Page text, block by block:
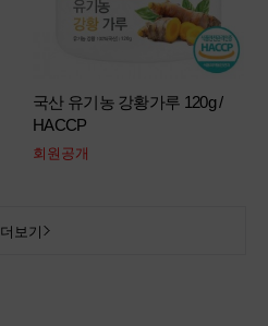
국산 유기농 강황가루 120g /
HACCP
회원공개
더보기